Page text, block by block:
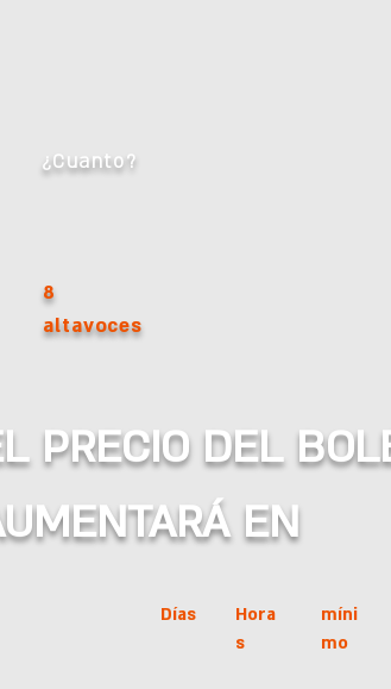
¿Cuanto?
8
altavoces
PRECIO DEL
EN
Días
Hora
s
míni
mo